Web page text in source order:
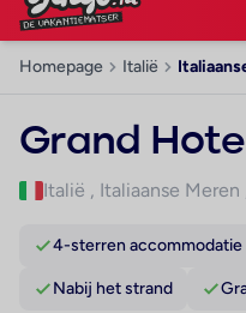
Homepage Italië
Grand
Italië , Italiaanse Meren
4-sterren accommodatie
Nabij het strand